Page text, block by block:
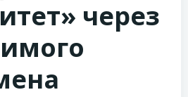
через